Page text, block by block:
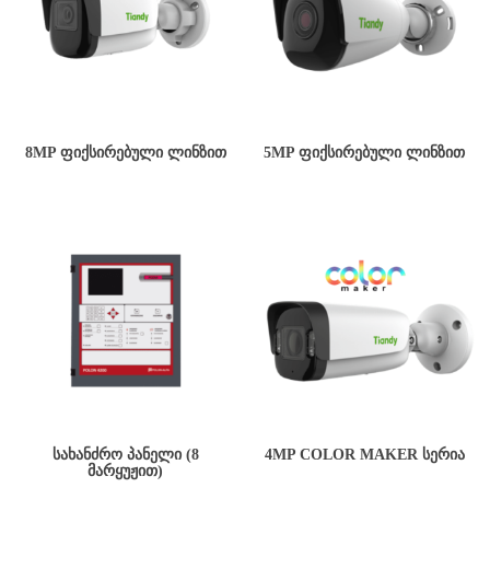
8MP ᲤᲘᲥᲡᲘᲠᲔᲑᲣᲚᲘ ᲚᲘᲜᲖᲘᲗ 5MP ᲤᲘᲥᲡᲘᲠᲔᲑᲣᲚᲘ ᲚᲘᲜᲖᲘᲗ
ᲡᲐᲮᲐᲜᲫᲠᲝ ᲞᲐᲜᲔᲚᲘ (8
ᲛᲐᲠᲧᲣᲟᲘᲗ)
4MP COLOR MAKER ᲡᲔᲠᲘᲐ